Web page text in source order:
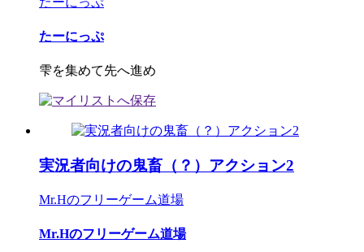
たーにっぷ
雫を集めて先へ進め
実況者向けの鬼畜（？）アクション2
Mr.Hのフリーゲーム道場
Mr.Hのフリーゲーム道場